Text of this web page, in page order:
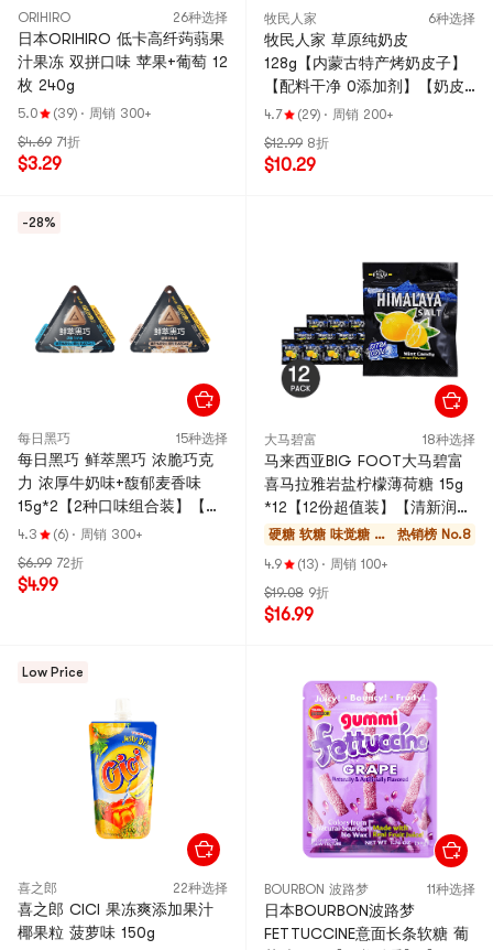
ORIHIRO 26种选择
日本ORIHIRO 低卡高纤蒟蒻果
汁果冻 双拼口味 苹果+葡萄 12
枚 240g
5.0 (39) · 周销 300+
$4.69 71折
$3.29
牧民人家 6种选择
牧民人家 草原纯奶皮
128g【内蒙古特产烤奶皮子】
【配料干净 0添加剂】【奶皮
子糖葫芦】
4.7 (29) · 周销 200+
$12.99 8折
$10.29
-28%
每日黑巧 15种选择
每日黑巧 鲜萃黑巧 浓脆巧克
力 浓厚牛奶味+馥郁麦香味
15g*2【2种口味组合装】【亚
米独家】
4.3 (6) · 周销 300+
$6.99 72折
$4.99
大马碧富 18种选择
马来西亚BIG FOOT大马碧富
喜马拉雅岩盐柠檬薄荷糖 15g
*12【12份超值装】【清新润喉
糖】【超级超级好吃】【欧阳
硬糖 软糖 味觉糖 巧
克力
热销榜 No.8
4.9
(13) · 周销 100+
$19.08 9折
$16.99
Low Price
喜之郎 22种选择
喜之郎 CICI 果冻爽添加果汁
椰果粒 菠萝味 150g
BOURBON 波路梦 11种选择
日本BOURBON波路梦
FETTUCCINE意面长条软糖 葡